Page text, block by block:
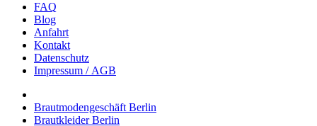
FAQ
Blog
Anfahrt
Kon­takt
Daten­schutz
Impres­sum / AGB
Braut­mo­den­ge­schäft Berlin
Braut­klei­der Berlin